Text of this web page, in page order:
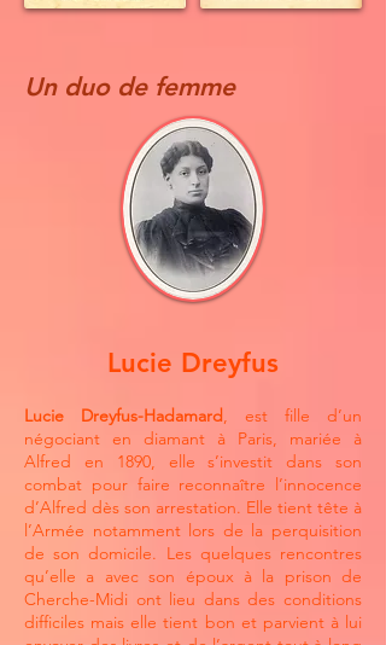
Un duo de femme
Lucie Dreyfus
Lucie Dreyfus-Hadamard, est fille d’un
négociant en diamant à Paris, mariée à
Alfred en 1890, elle s’investit dans son
combat pour faire reconnaître l’innocence
d’Alfred dès son arrestation. Elle tient tête à
l’Armée notamment lors de la perquisition
de son domicile. Les quelques rencontres
qu’elle a avec son époux à la prison de
Cherche-Midi ont lieu dans des conditions
difficiles mais elle tient bon et parvient à lui